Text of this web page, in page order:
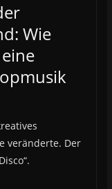
Wie
veränderte. Der